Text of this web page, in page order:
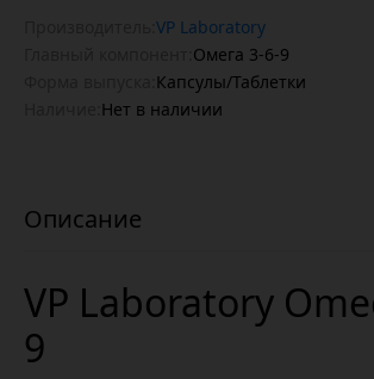
VP Laboratory
Омега 3-6-9
Капсулы/Таблетки
Нет в наличии
VP Laboratory
9